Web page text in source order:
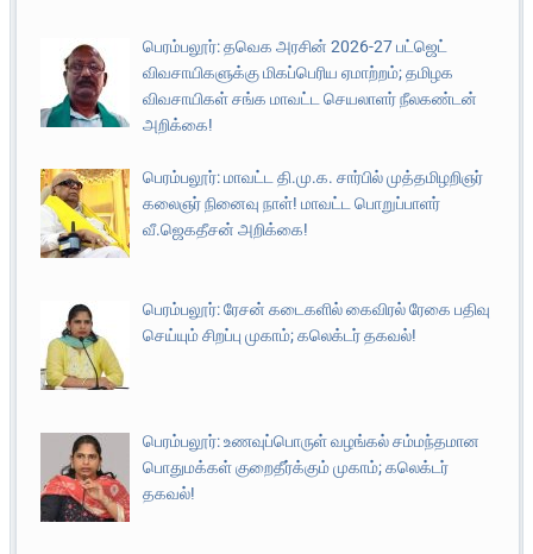
பெரம்பலூர்: தவெக அரசின் 2026-27 பட்ஜெட்
விவசாயிகளுக்கு மிகப்பெரிய ஏமாற்றம்; தமிழக
விவசாயிகள் சங்க மாவட்ட செயலாளர் நீலகண்டன்
அறிக்கை!
பெரம்பலூர்: மாவட்ட தி.மு.க. சார்பில் முத்தமிழறிஞர்
கலைஞர் நினைவு நாள்! மாவட்ட பொறுப்பாளர்
வீ.ஜெகதீசன் அறிக்கை!
பெரம்பலூர்: ரேசன் கடைகளில் கைவிரல் ரேகை பதிவு
செய்யும் சிறப்பு முகாம்; கலெக்டர் தகவல்!
பெரம்பலூர்: உணவுப்பொருள் வழங்கல் சம்மந்தமான
பொதுமக்கள் குறைதீர்க்கும் முகாம்; கலெக்டர்
தகவல்!